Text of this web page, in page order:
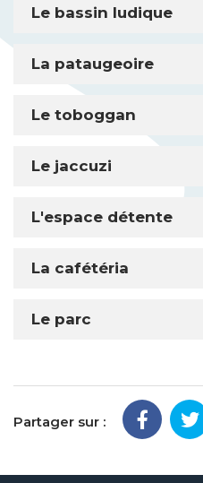
Le bassin ludique
La pataugeoire
Le toboggan
Le jaccuzi
L'espace détente
La cafétéria
Le parc
Partager sur :